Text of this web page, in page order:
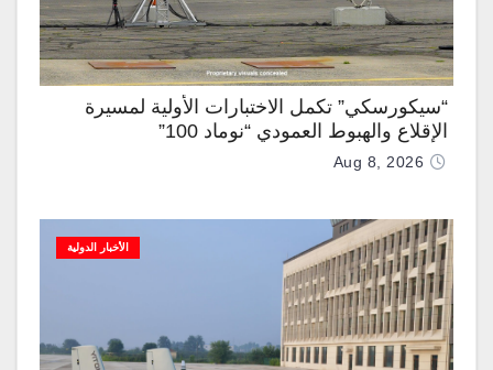
“سيكورسكي” تكمل الاختبارات الأولية لمسيرة
الإقلاع والهبوط العمودي “نوماد 100”
Aug 8, 2026
الأخبار الدولية